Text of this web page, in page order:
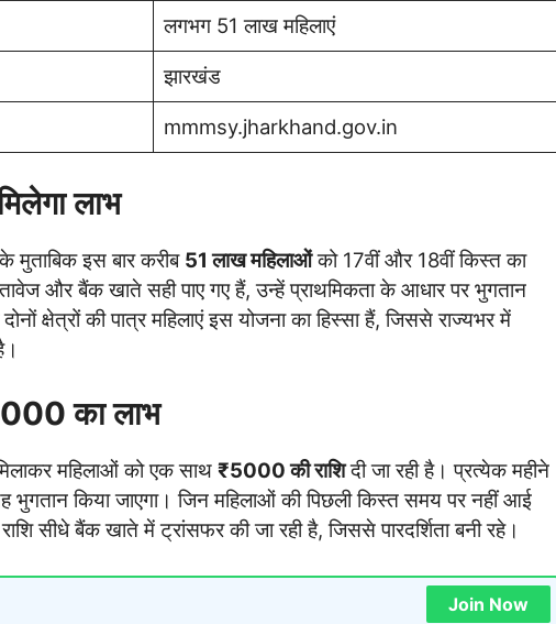
लगभग 51 लाख महिलाएं
झारखंड
mmmsy.jharkhand.gov.in
लाभ
मुताबिक इस बार करीब 51 लाख महिलाओंको 17वीं और 18वीं किस्त का
और बैंक खाते सही पाए गए हैं, उन्हें प्राथमिकता के आधार पर भुगतान
क्षेत्रों की पात्र महिलाएं इस योजना का हिस्सा हैं, जिससे राज्यभर में
का लाभ
महिलाओं को एक साथ ₹5000 की राशिदी जा रही है। प्रत्येक महीने
किया जाएगा। जिन महिलाओं की पिछली किस्त समय पर नहीं आई
सीधे बैंक खाते में ट्रांसफर की जा रही है, जिससे पारदर्शिता बनी रहे।
Join Now